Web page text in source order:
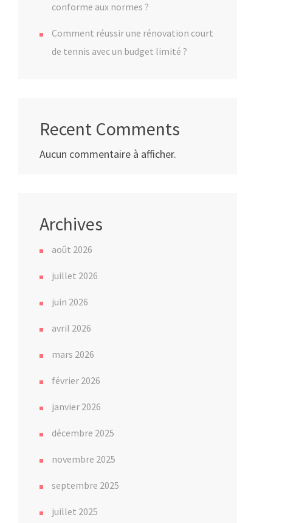
conforme aux normes ?
Comment réussir une rénovation court
de tennis avec un budget limité ?
Recent Comments
Aucun commentaire à afficher.
Archives
août 2026
juillet 2026
juin 2026
avril 2026
mars 2026
février 2026
janvier 2026
décembre 2025
novembre 2025
septembre 2025
juillet 2025